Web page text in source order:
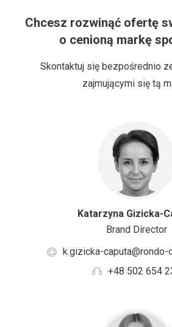
Chcesz rozwinąć ofertę
o cenioną markę
Skontaktuj się bezpośrednio
zajmującymi się tą
Katarzyna Gizicka-
Brand Director
k.gizicka-
+48 502 654